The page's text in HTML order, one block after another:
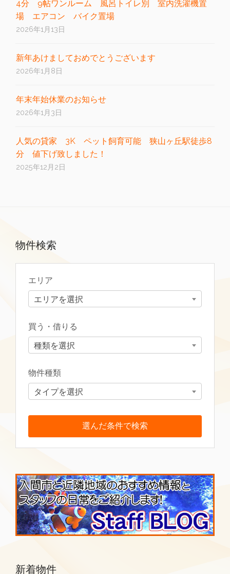
4分 9帖ワンルーム 風呂トイレ別 室内洗濯機置
場 エアコン バイク置場
2026年1月13日
新年あけましておめでとうございます
2026年1月8日
年末年始休業のお知らせ
2026年1月3日
人気の貸家 3K ペット飼育可能 狭山ヶ丘駅徒歩8
分 値下げ致しました！
2025年12月2日
物件検索
エリア
エリアを選択
買う・借りる
種類を選択
物件種類
タイプを選択
新着物件